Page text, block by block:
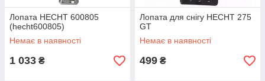
Лопата HECHT 600805
(hecht600805)
Немає в наявності
1 033 ₴
Лопата для снігу HECHT 275
GT
Немає в наявності
499 ₴